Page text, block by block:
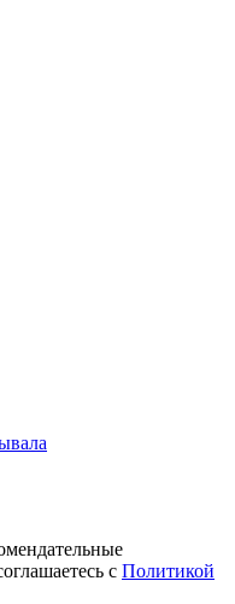
с Политикой